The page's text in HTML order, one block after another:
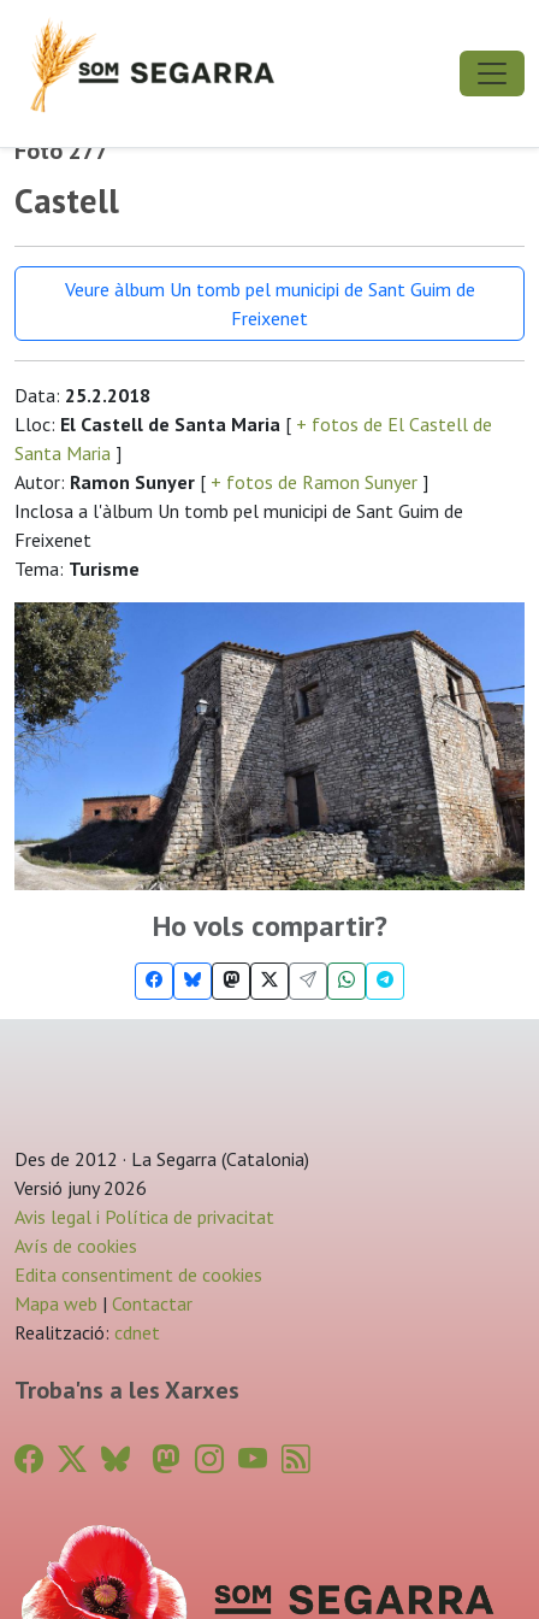
Foto 277
Castell
Veure àlbum Un tomb pel municipi de Sant Guim de
Freixenet
Data: 25.2.2018
Lloc: El Castell de Santa Maria [ + fotos de El Castell de
Santa Maria ]
Autor: Ramon Sunyer [ + fotos de Ramon Sunyer ]
Inclosa a l'àlbum Un tomb pel municipi de Sant Guim de
Freixenet
Tema: Turisme
Ho vols compartir?
Des de 2012 · La Segarra (Catalonia)
Versió juny 2026
Avis legal i Política de privacitat
Avís de cookies
Edita consentiment de cookies
Mapa web | Contactar
Realització: cdnet
Troba'ns a les Xarxes